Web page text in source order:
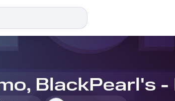
BlackPearl's -